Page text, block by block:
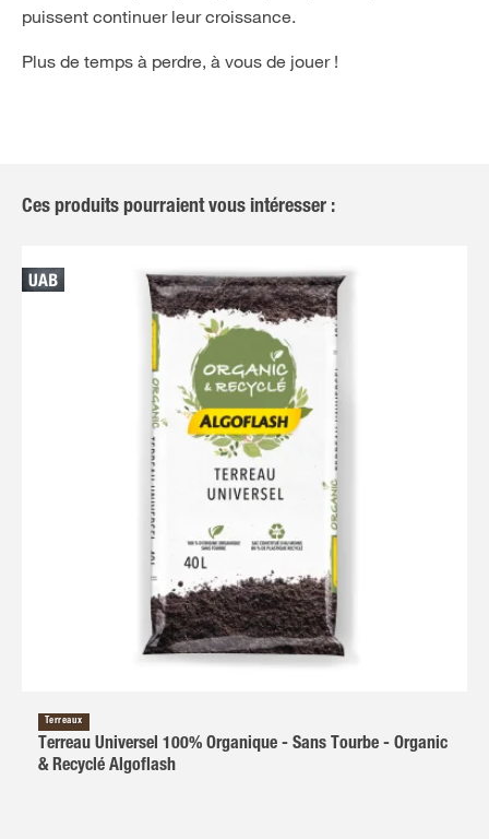
puissent continuer leur croissance.
Plus de temps à perdre, à vous de jouer !
Ces produits pourraient vous intéresser :
Terreaux
Terreau Universel 100% Organique - Sans Tourbe - Organic
& Recyclé Algoflash